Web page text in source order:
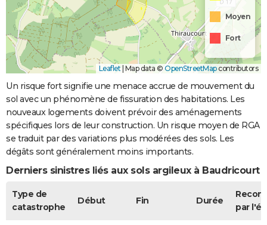
Moyen
Fort
Leaflet | Map data © OpenStreetMapcontributors
Un risque fort signifie une menace accrue de mouvement du
sol avec un phénomène de fissuration des habitations. Les
nouveaux logements doivent prévoir des aménagements
spécifiques lors de leur construction. Un risque moyen de RGA
se traduit par des variations plus modérées des sols. Les
dégâts sont généralement moins importants.
Derniers sinistres liés aux sols argileux à Baudricourt
Type de
catastrophe
Début Fin Durée
par